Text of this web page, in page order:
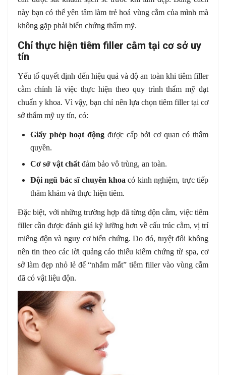
này bạn có thể yên tâm làm trẻ hoá vùng cằm của mình mà
không gặp phải biến chứng thẩm mỹ.
Chỉ thực hiện tiêm filler cằm tại cơ sở uy
tín
Yếu tố quyết định đến hiệu quả và độ an toàn khi tiêm filler
cằm chính là việc thực hiện theo quy trình thẩm mỹ đạt
chuẩn y khoa. Vì vậy, bạn chỉ nên lựa chọn tiêm filler tại cơ
sở thẩm mỹ uy tín, có:
Giấy phép hoạt động được cấp bởi cơ quan có thẩm
quyền.
Cơ sở vật chất đảm bảo vô trùng, an toàn.
Đội ngũ bác sĩ chuyên khoa có kinh nghiệm, trực tiếp
thăm khám và thực hiện tiêm.
Đặc biệt, với những trường hợp đã từng độn cằm, việc tiêm
filler cần được đánh giá kỹ lưỡng hơn về cấu trúc cằm, vị trí
miếng độn và nguy cơ biến chứng. Do đó, tuyệt đối không
nên tin theo các lời quảng cáo thiếu kiểm chứng từ spa, cơ
sở làm đẹp nhỏ lẻ để “nhắm mắt” tiêm filler vào vùng cằm
đã có vật liệu độn.